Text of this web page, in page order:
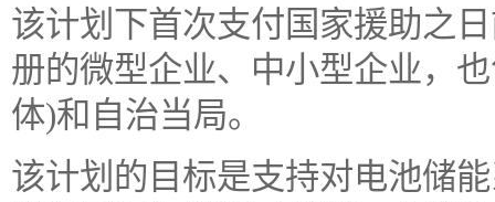
该计划下首次支付国家援助之
册的微型企业、中小型企业，
体)和自治当局。
该计划的目标是支持对电池储